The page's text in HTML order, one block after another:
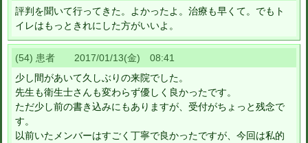
評判を聞いて行ってきた。よかったよ。治療も早くて。でもト
イレはもっときれにした方がいいよ。
(54) 患者 2017/01/13(金) 08:41
少し間があいて久しぶりの来院でした。
先生も衛生士さんも変わらず優しく良かったです。
ただ少し前の書き込みにもありますが、受付がちょっと残念で
す。
以前いたメンバーはすごく丁寧で良かったですが、今回は私的